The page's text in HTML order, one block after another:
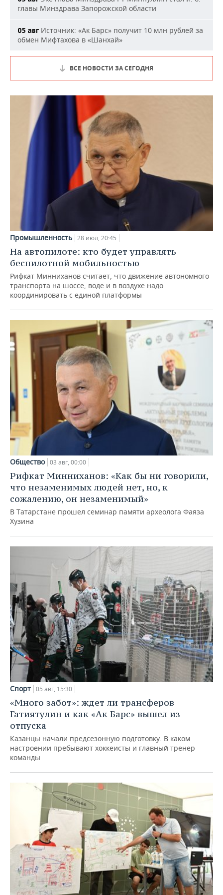
главы Минздрава Запорожской области
05 авг Источник: «Ак Барс» получит 10 млн рублей за
обмен Мифтахова в «Шанхай»
ВСЕ НОВОСТИ ЗА СЕГОДНЯ
Промышленность 28 июл, 20:45
На автопилоте: кто будет управлять
беспилотной мобильностью
Рифкат Минниханов считает, что движение автономного
транспорта на шоссе, воде и в воздухе надо
координировать с единой платформы
Общество 03 авг, 00:00
Рифкат Минниханов: «Как бы ни говорили,
что незаменимых людей нет, но, к
сожалению, он незаменимый»
В Татарстане прошел семинар памяти археолога Фаяза
Хузина
Спорт 05 авг, 15:30
«Много забот»: ждет ли трансферов
Гатиятулин и как «Ак Барс» вышел из
отпуска
Казанцы начали предсезонную подготовку. В каком
настроении пребывают хоккеисты и главный тренер
команды